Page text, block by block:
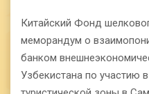
Китайский Фонд
меморандум о
банком
Узбекистана по участию